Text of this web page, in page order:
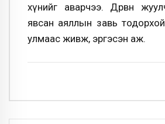
хүнийг аварчээ. Дөрвөн
явсан аяллын завь
улмаас живж, эргэсэн аж.